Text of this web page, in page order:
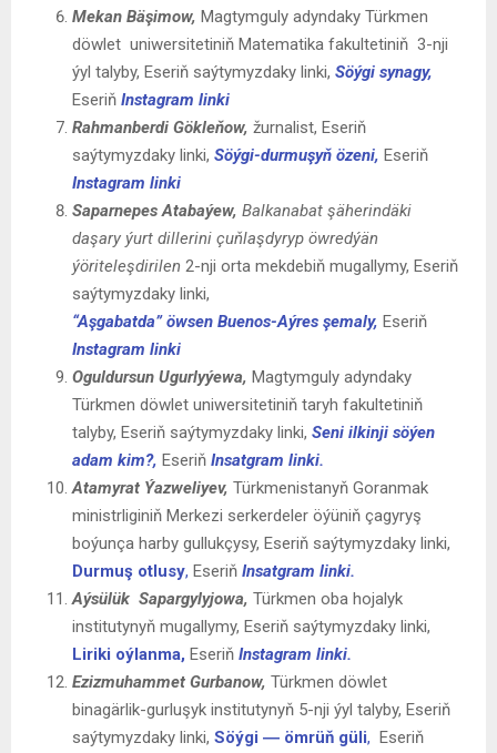
Mekan Bäşimow, Magtymguly adyndaky Türkmen
döwlet uniwersitetiniň Matematika fakultetiniň 3-nji
ýyl talyby, Eseriň saýtymyzdaky linki, Söýgi synagy,
Eseriň Instagram linki
Rahmanberdi Gökleňow, žurnalist, Eseriň
saýtymyzdaky linki, Söýgi-durmuşyň özeni, Eseriň
Instagram linki
Saparnepes Atabaýew, Balkanabat şäherindäki
daşary ýurt dillerini çuňlaşdyryp öwredýän
ýöriteleşdirilen 2-nji orta mekdebiň mugallymy, Eseriň
saýtymyzdaky linki,
“Aşgabatda” öwsen Buenos-Aýres şemaly, Eseriň
Instagram linki
Oguldursun Ugurlyýewa, Magtymguly adyndaky
Türkmen döwlet uniwersitetiniň taryh fakultetiniň
talyby, Eseriň saýtymyzdaky linki, Seni ilkinji söýen
adam kim?, Eseriň Insatgram linki.
Atamyrat Ýazweliyev, Türkmenistanyň Goranmak
ministrliginiň Merkezi serkerdeler öýüniň çagyryş
boýunça harby gullukçysy, Eseriň saýtymyzdaky linki,
Durmuş otlusy, Eseriň Insatgram linki.
Aýsülük Sapargylyjowa, Türkmen oba hojalyk
institutynyň mugallymy, Eseriň saýtymyzdaky linki,
Liriki oýlanma, Eseriň Instagram linki.
Ezizmuhammet Gurbanow, Türkmen döwlet
binagärlik-gurluşyk institutynyň 5-nji ýyl talyby, Eseriň
saýtymyzdaky linki, Söýgi ― ömrüň güli, Eseriň